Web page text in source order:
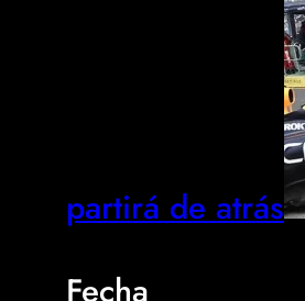
partirá de atrás
Fecha